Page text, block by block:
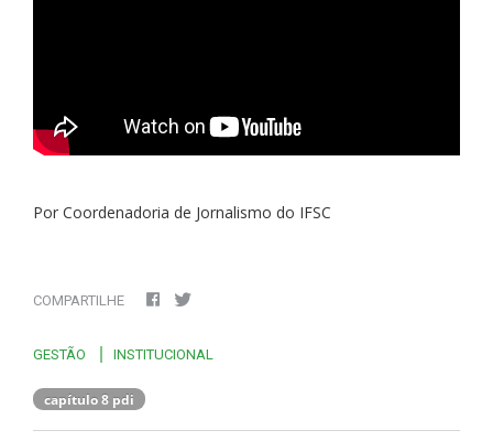
Por Coordenadoria de Jornalismo do IFSC
COMPARTILHE
GESTÃO INSTITUCIONAL
capítulo 8 pdi